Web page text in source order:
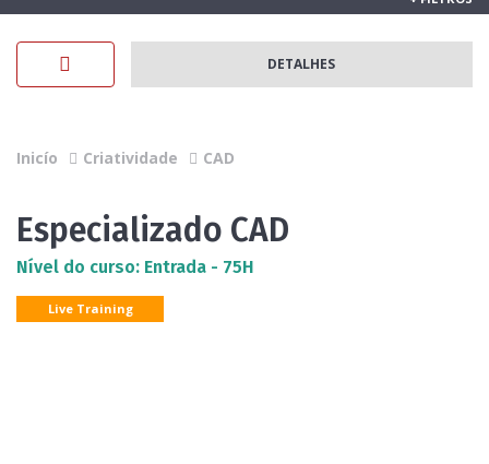
DETALHES
Inicío Criatividade CAD
Especializado CAD
Nível do curso: Entrada - 75H
Live Training